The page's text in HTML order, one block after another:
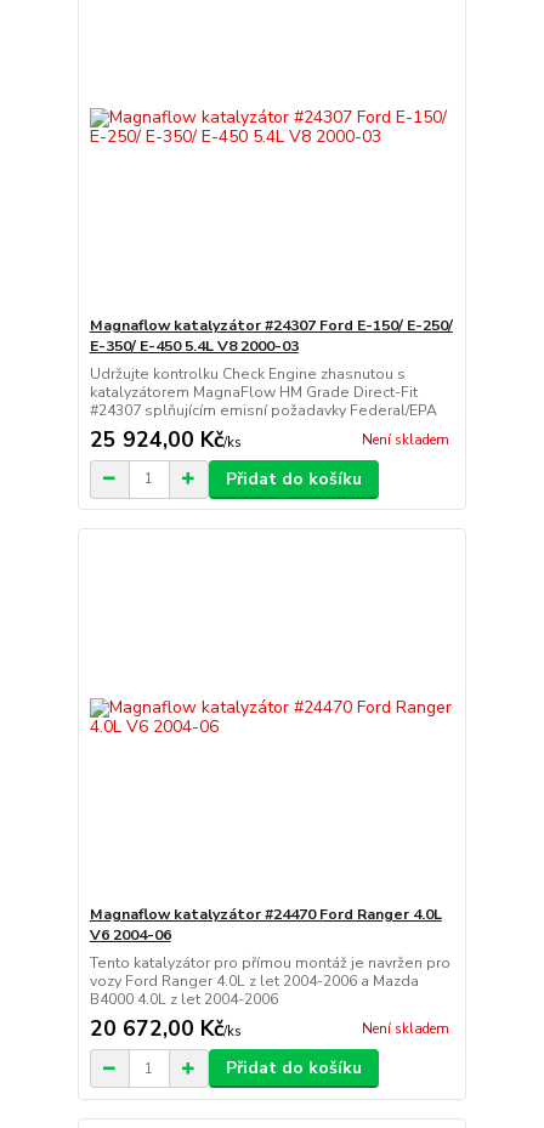
Magnaflow katalyzátor #24307 Ford E-150/ E-250/
E-350/ E-450 5.4L V8 2000-03
Udržujte kontrolku Check Engine zhasnutou s
katalyzátorem MagnaFlow HM Grade Direct-Fit
#24307 splňujícím emisní požadavky Federal/EPA
25 924,00 Kč/ks Není skladem
Přidat do košíku
Magnaflow katalyzátor #24470 Ford Ranger 4.0L
V6 2004-06
Tento katalyzátor pro přímou montáž je navržen pro
vozy Ford Ranger 4.0L z let 2004-2006 a Mazda
B4000 4.0L z let 2004-2006
20 672,00 Kč/ks Není skladem
Přidat do košíku